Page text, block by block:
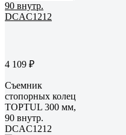
4 109 ₽
Съемник
стопорных колец
TOPTUL 300 мм,
90 внутр.
DCAC1212